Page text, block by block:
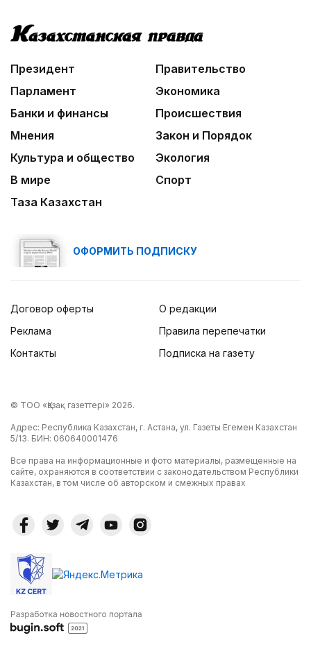
Президент
Правительство
Парламент
Экономика
Банки и финансы
Происшествия
Мнения
Закон и Порядок
Культура и общество
Экология
В мире
Спорт
Таза Казахстан
ОФОРМИТЬ ПОДПИСКУ
Договор оферты
Реклама
Контакты
О редакции
Правила перепечатки
Подписка на газету
© ТОО «Қазақ газеттері» 2026.
Адрес: Республика Казахстан, г. Астана, ул. Газеты Егемен Казахстан
5/13. БИН: 060640001476
Все права на информационные и фото материалы, размещенные на
сайте, охраняются в соответствии с законодательством Республики
Казахстан, в том числе об авторском и смежных правах